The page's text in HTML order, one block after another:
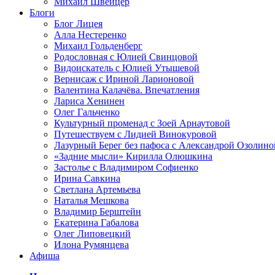
Блоги
Блог Лицея
Алла Нестеренко
Михаил Гольденберг
Родословная с Юлией Свинцовой
Видоискатель с Юлией Утышевой
Вернисаж с Ириной Ларионовой
Валентина Калачёва. Впечатления
Лариса Хенинен
Олег Гальченко
Культурный променад с Зоей Арнаутовой
Путешествуем с Лидией Винокуровой
Лазурный Берег без пафоса с Александрой
«Задние мысли» Кирилла Олюшкина
Застолье с Владимиром Софиенко
Ирина Савкина
Светлана Артемьева
Наталья Мешкова
Владимир Берштейн
Екатерина Габалова
Олег Липовецкий
Илона Румянцева
Афиша